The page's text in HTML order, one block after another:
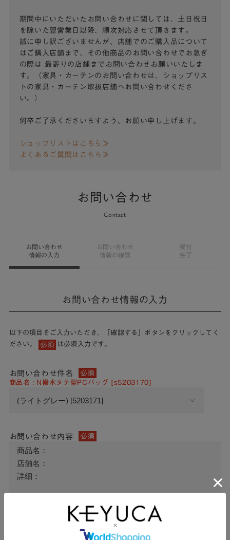
期間中にいただいたお問い合わせに関しては、土日祝日
を除いた翌営業日以降、順次対応させて頂きます。
誠に申し訳ございませんが、店舗でのご購入品について
はご購入店舗まで、その他商品のお問い合わせでお急ぎ
の際は
最寄りの店舗までお問い合わせお願いいたしま
す。（家具・カーテンのお問い合わせは、ショップリス
トの家具・カーテン取扱店舗へお問い合わせくださ
い。）
何卒ご了承くださいますよう、お願い申し上げます。
ショップリストはこちら≫
よくあるご質問はこちら≫
お問い合わせ
Contact
お問い合わせ
情報の入力
お問い合わせ
情報の確認
受付
完了
お問い合わせ情報の入力
以下の項目をご入力いただき、「確認する」ボタンをクリックしてく
ださい。
必須 は必須入力です。
お問い合わせ件名 必須
商品名 : N撥水タテ型PCバッグ [s5203170]
お問い合わせ内容 必須